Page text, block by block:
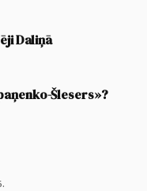
Daliņā
Šlesers»?